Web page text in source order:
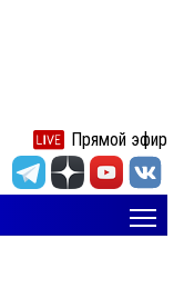
Прямой эфир